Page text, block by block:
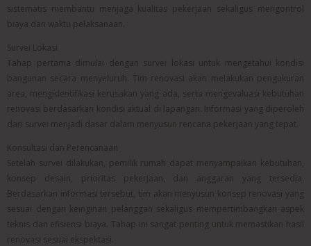
sistematis membantu menjaga kualitas pekerjaan sekaligus mengontrol
biaya dan waktu pelaksanaan.
Survei Lokasi
Tahap pertama dimulai dengan survei lokasi untuk mengetahui kondisi
bangunan secara menyeluruh. Tim renovasi akan melakukan pengukuran
area, mengidentifikasi kerusakan yang ada, serta mengevaluasi kebutuhan
renovasi berdasarkan kondisi aktual di lapangan. Informasi yang diperoleh
dari survei menjadi dasar dalam menyusun rencana pekerjaan yang tepat.
Konsultasi dan Perencanaan
Setelah survei dilakukan, pemilik rumah dapat menyampaikan kebutuhan,
konsep desain, prioritas pekerjaan, dan anggaran yang tersedia.
Berdasarkan informasi tersebut, tim akan menyusun konsep renovasi yang
sesuai dengan keinginan pelanggan sekaligus mempertimbangkan aspek
teknis dan efisiensi biaya. Tahap ini sangat penting untuk memastikan hasil
renovasi sesuai ekspektasi.